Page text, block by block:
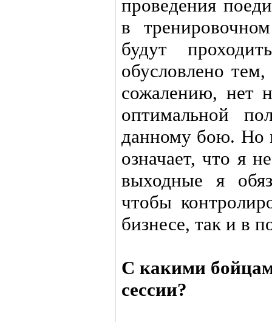
проведения
в
будут
обусловлено
сожалению, нет
оптимальной
данному бою. Но
означает, что я
выходные я
чтобы
бизнесе, так и в
С какими
сессии?